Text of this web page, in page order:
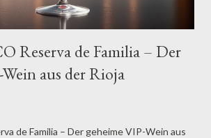
Reserva de Familia – Der
aus der Rioja
de Familia – Der geheime VIP-Wein aus